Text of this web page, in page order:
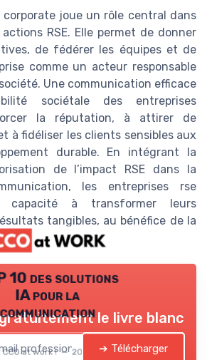
joue un rôle central dans
RSE. Elle permet de donner
de fédérer les équipes et de
comme un acteur responsable
Une communication efficace
sociétale des entreprises
la réputation, à attirer de
à fidéliser les clients sensibles aux
durable. En intégrant la
de l’impact RSE dans la
les entreprises rse
capacité à transformer leurs
tangibles, au bénéfice de la
10 des solutions
IA pour la
communication
CCO at work ! — 2026
le livre blanc
➔ Télécharger